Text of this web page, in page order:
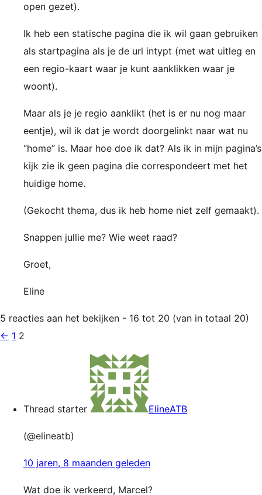
open gezet).
Ik heb een statische pagina die ik wil gaan gebruiken
als startpagina als je de url intypt (met wat uitleg en
een regio-kaart waar je kunt aanklikken waar je
woont).
Maar als je je regio aanklikt (het is er nu nog maar
eentje), wil ik dat je wordt doorgelinkt naar wat nu
“home” is. Maar hoe doe ik dat? Als ik in mijn pagina’s
kijk zie ik geen pagina die correspondeert met het
huidige home.
(Gekocht thema, dus ik heb home niet zelf gemaakt).
Snappen jullie me? Wie weet raad?
Groet,
Eline
5 reacties aan het bekijken - 16 tot 20 (van in totaal 20)
← 1 2
Thread starter ElineATB
(@elineatb)
10 jaren, 8 maanden geleden
Wat doe ik verkeerd, Marcel?